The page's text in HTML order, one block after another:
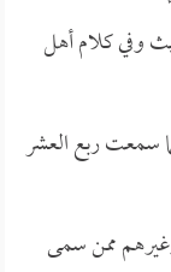
وفي كلام أهل
سمعت ربع العشر
ممن سمى